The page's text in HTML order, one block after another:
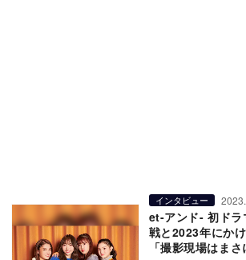
インタビュー
et-アンド- 初ドラ
戦と2023年にか
「撮影現場はま